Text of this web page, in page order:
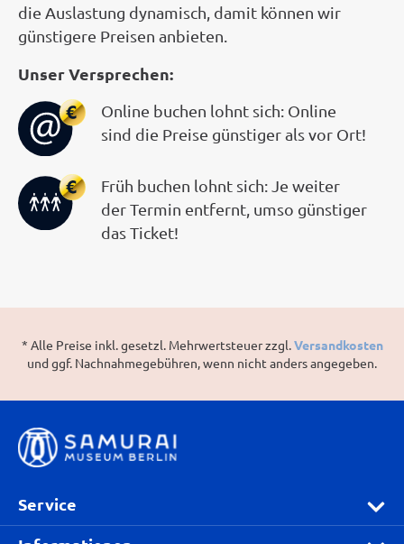
die Auslastung dynamisch, damit können wir
günstigere Preisen anbieten.
Unser Versprechen:
Online buchen lohnt sich: Online
sind die Preise günstiger als vor Ort!
Früh buchen lohnt sich: Je weiter
der Termin entfernt, umso günstiger
das Ticket!
* Alle Preise inkl. gesetzl. Mehrwertsteuer zzgl.Versandkosten
und ggf. Nachnahmegebühren, wenn nicht anders angegeben.
Service